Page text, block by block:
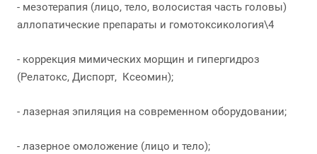
- мезотерапия (лицо, тело, волосистая часть головы)
аллопатические препараты и гомотоксикология\4
- коррекция мимических морщин и гипергидроз
(Релатокс, Диспорт, Ксеомин);
- лазерная эпиляция на современном оборудовании;
- лазерное омоложение (лицо и тело);